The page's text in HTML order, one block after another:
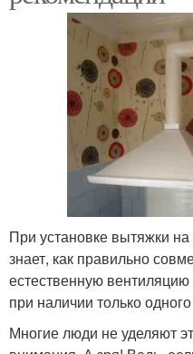
При установке вытяжки
знает, как правильно
естественную
при наличии только
Многие люди не уделяют